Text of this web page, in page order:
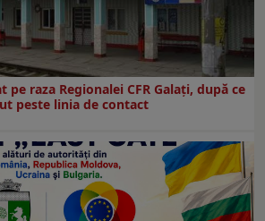
pe raza Regionalei CFR Galați, după ce
peste linia de contact